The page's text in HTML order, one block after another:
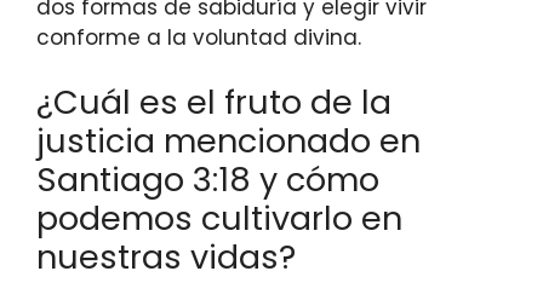
dos formas de sabiduría y elegir vivir
conforme a la voluntad divina.
¿Cuál es el fruto de la
justicia mencionado en
Santiago 3:18 y cómo
podemos cultivarlo en
nuestras vidas?